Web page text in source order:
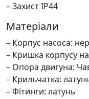
– Захист IP44
Матеріали
– Корпус насоса:
– Кришка корпусу
– Опора двигуна:
– Крильчатка:
– Фітинги: латунь